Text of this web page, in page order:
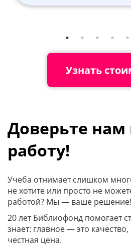
Узнать
Доверьте
работу!
Учеба отнимает слишком
не хотите или просто не
работой? Мы — ваше решение!
20 лет Библиофонд помогает
знает: главное — это
честная цена.